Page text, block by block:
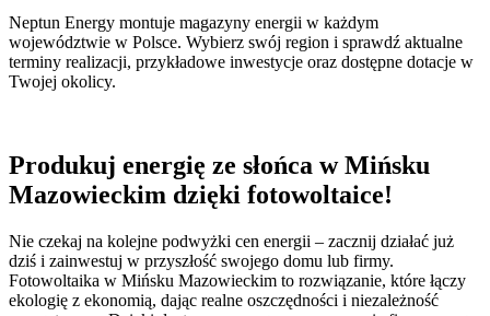
Neptun Energy montuje magazyny energii w każdym
województwie w Polsce. Wybierz swój region i sprawdź aktualne
terminy realizacji, przykładowe inwestycje oraz dostępne dotacje w
Twojej okolicy.
Produkuj energię ze słońca w Mińsku
Mazowieckim dzięki fotowoltaice!
Nie czekaj na kolejne podwyżki cen energii – zacznij działać już
dziś i zainwestuj w przyszłość swojego domu lub firmy.
Fotowoltaika w Mińsku Mazowieckim to rozwiązanie, które łączy
ekologię z ekonomią, dając realne oszczędności i niezależność